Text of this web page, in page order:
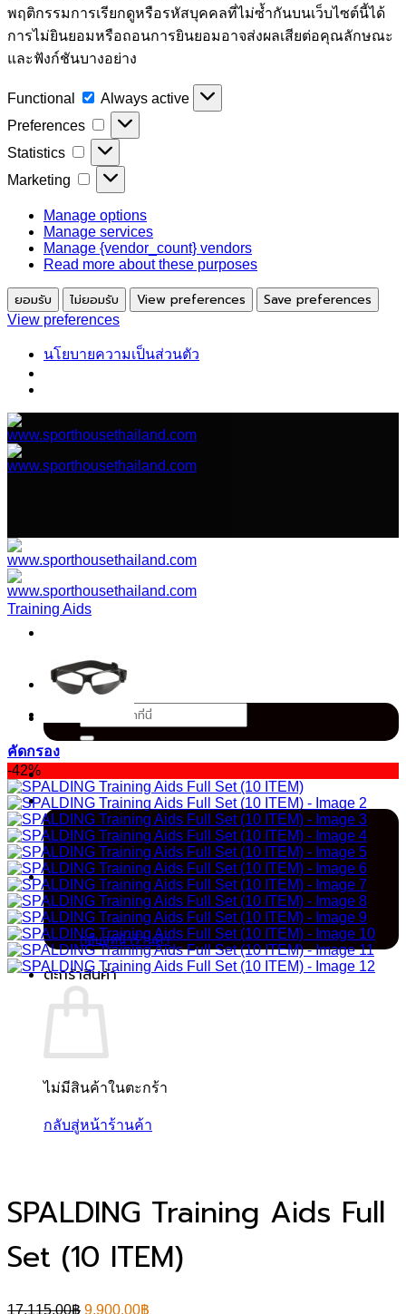
พฤติกรรมการเรียกดูหรือรหัสบุคคลที่ไม่ซ้ำกันบนเว็บไซต์นี้ได้
การไม่ยินยอมหรือถอนการยินยอมอาจส่งผลเสียต่อคุณลักษณะ
และฟังก์ชันบางอย่าง
Functional Functional
Always active
Preferences
Preferences
Statistics Statistics
Marketing Marketing
Manage options
Manage services
Manage {vendor_count} vendors
Read more about these purposes
ยอมรับ ไม่ยอมรับ View preferences Save preferences
View preferences
นโยบายความเป็นส่วนตัว
ข้าม
ไป
ยัง
ไม่มีสินค้าในตะกร้า
กลับสู่หน้าร้านค้า
ตะกร้าสินค้า
ไม่มีสินค้าในตะกร้า
กลับสู่หน้าร้านค้า
Training Aids
คัดกรอง
-42%
SPALDING Training Aids Full
Set (10 ITEM)
17,115.00฿ Original
9,900.00฿